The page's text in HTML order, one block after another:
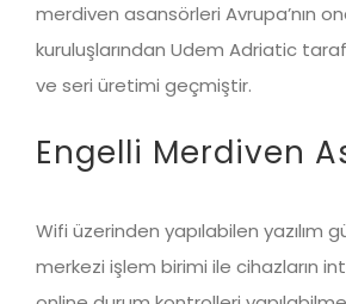
merdiven asansörleri Avrupa’nın
kuruluşlarından Udem Adriatic
ve seri üretimi geçmiştir.
Engelli Merdiven
Wifi üzerinden yapılabilen yazılım
merkezi işlem birimi ile cihazların